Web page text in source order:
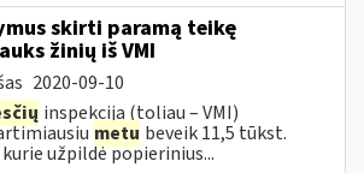
skirti paramą teikę
žinių iš VMI
2020-09-10
inspekcija (toliau – VMI)
metu beveik 11,5 tūkst.
užpildė popierinius...